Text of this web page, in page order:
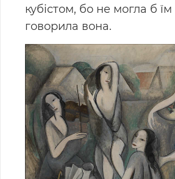
кубістом, бо не могла б їм
говорила вона.